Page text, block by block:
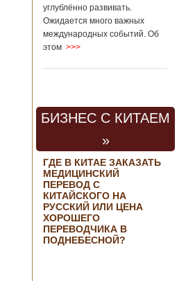
журналистам в
ходе
выставки Aero
India-2019, которая
Россией на
разработку,
21/02/2019 - 22:26
В Китае найден
древний
крупный
бирюзовый
рудник
Китайским
археологам
удалось
обнаружить
крупнейший рудник
по добыче бирюзы
углублённо развивать.
Ожидается много важных
международных событий. Об
этом >>>
БИЗНЕС С КИТАЕМ
»
ГДЕ В КИТАЕ ЗАКАЗАТЬ
МЕДИЦИНСКИЙ
ПЕРЕВОД С
КИТАЙСКОГО НА
РУССКИЙ ИЛИ ЦЕНА
ХОРОШЕГО
ПЕРЕВОДЧИКА В
ПОДНЕБЕСНОЙ?